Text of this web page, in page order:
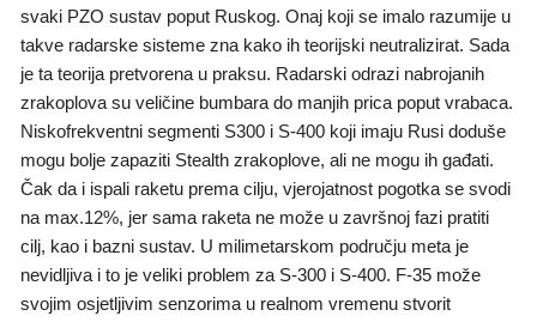
svaki PZO sustav poput Ruskog. Onaj koji se imalo razumije u
takve radarske sisteme zna kako ih teorijski neutralizirat. Sada
je ta teorija pretvorena u praksu. Radarski odrazi nabrojanih
zrakoplova su veličine bumbara do manjih prica poput vrabaca.
Niskofrekventni segmenti S300 i S-400 koji imaju Rusi doduše
mogu bolje zapaziti Stealth zrakoplove, ali ne mogu ih gađati.
Čak da i ispali raketu prema cilju, vjerojatnost pogotka se svodi
na max.12%, jer sama raketa ne može u završnoj fazi pratiti
cilj, kao i bazni sustav. U milimetarskom području meta je
nevidljiva i to je veliki problem za S-300 i S-400. F-35 može
svojim osjetljivim senzorima u realnom vremenu stvorit